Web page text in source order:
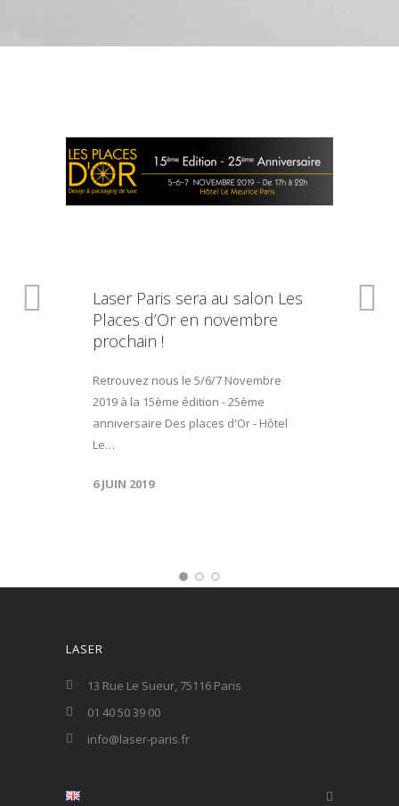
Laser Paris sera au salon Les
Places d’Or en novembre
prochain !
Retrouvez nous le 5/6/7 Novembre
2019 à la 15ème édition - 25ème
anniversaire Des places d'Or - Hôtel
Le…
6 JUIN 2019
LASER
13 Rue Le Sueur, 75116 Paris
01 40 50 39 00
info@laser-paris.fr